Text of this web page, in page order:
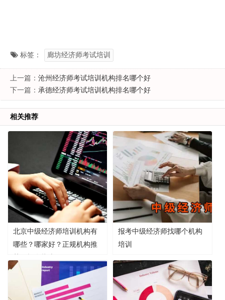
标签： 廊坊经济师考试培训
上一篇： 沧州经济师考试培训机构排名哪个好
下一篇： 承德经济师考试培训机构排名哪个好
相关推荐
北京中级经济师培训机构有
哪些？哪家好？正规机构推
报考中级经济师找哪个机构
培训